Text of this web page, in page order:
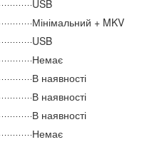
USB
Мінімальний + MKV
USB
Немає
В наявності
В наявності
В наявності
Немає